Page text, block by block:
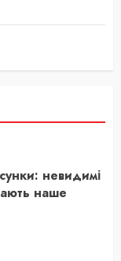
невидимі
наше